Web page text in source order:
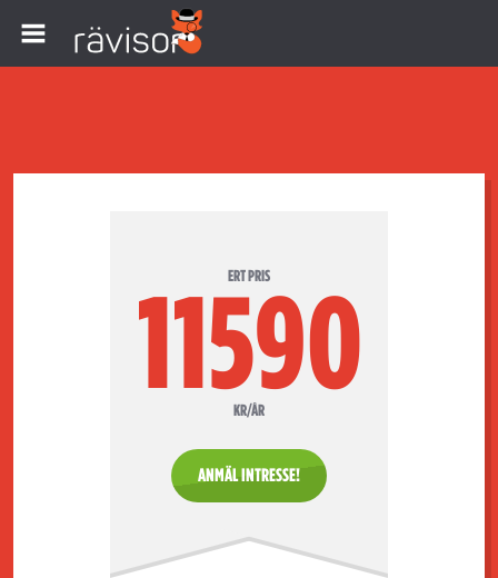
ERT PRIS
11590
KR/ÅR
ANMÄL INTRESSE!